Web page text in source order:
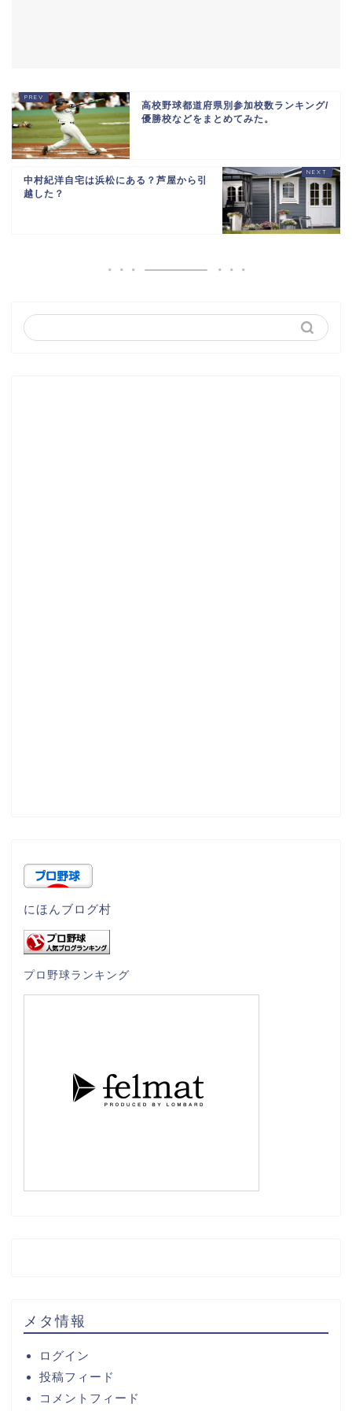
高校野球都道府県別参加校数ランキング/
優勝校などをまとめてみた。
中村紀洋自宅は浜松にある？芦屋から引
越した？
にほんブログ村
プロ野球ランキング
メタ情報
ログイン
投稿フィード
コメントフィード